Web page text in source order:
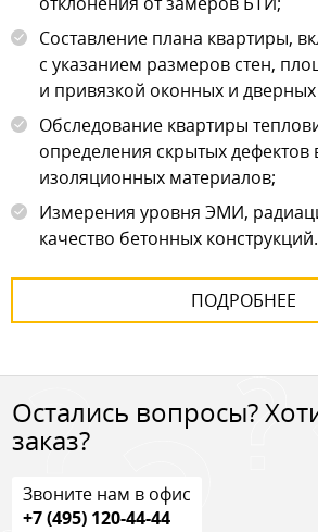
Составление плана квартиры,
с указанием размеров стен,
и привязкой оконных и
Обследование квартиры
определения скрытых дефектов
изоляционных материалов;
Измерения уровня ЭМИ,
качество бетонных конструкций.
ПОДРОБНЕЕ
Остались вопросы?
заказ?
Звоните нам в офис
+7 (495) 120-44-44